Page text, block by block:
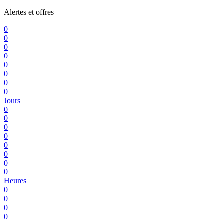
Alertes et offres
0
0
0
0
0
0
0
0
Jours
0
0
0
0
0
0
0
0
Heures
0
0
0
0